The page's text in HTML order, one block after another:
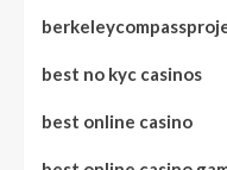
best no kyc casinos
best online casino